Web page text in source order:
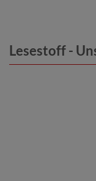
Lesestoff -